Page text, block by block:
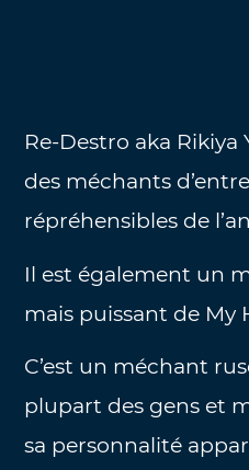
Re-Destro aka Rikiya
des méchants
répréhensibles de
Il est également un
mais puissant de My
C’est un méchant
plupart des gens et
sa personnalité